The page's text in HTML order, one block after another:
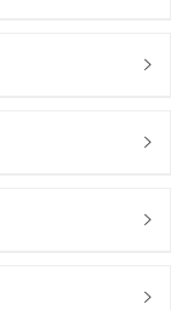



